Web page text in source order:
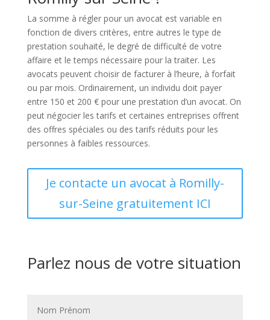
La somme à régler pour un avocat est variable en
fonction de divers critères, entre autres le type de
prestation souhaité, le degré de difficulté de votre
affaire et le temps nécessaire pour la traiter. Les
avocats peuvent choisir de facturer à l’heure, à forfait
ou par mois. Ordinairement, un individu doit payer
entre 150 et 200 € pour une prestation d’un avocat. On
peut négocier les tarifs et certaines entreprises offrent
des offres spéciales ou des tarifs réduits pour les
personnes à faibles ressources.
Je contacte un avocat à Romilly-
sur-Seine gratuitement ICI
Parlez nous de votre situation